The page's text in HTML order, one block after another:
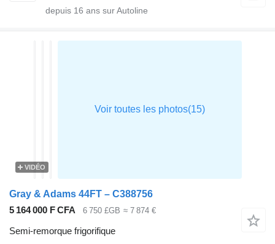
depuis 16 ans sur Autoline
VIDÉO
Gray & Adams 44FT – C388756
5 164 000 F CFA
6 750 £GB ≈ 7 874 €
Semi-remorque frigorifique